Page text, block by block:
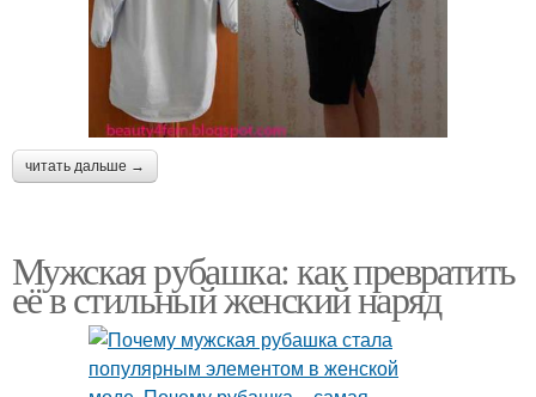
читать дальше →
Мужская рубашка: как превратить
её в стильный женский наряд